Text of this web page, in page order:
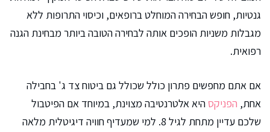
גנטיות, חופש הבחירה המוחלט ברופאים, וכיסוי התרופות ללא
מגבלות משניות הופכים אותה לבחירה הטובה ביותר מבחינת הגנה
רפואית.
אם אתם מחפשים פתרון כולל שכולל גם ביטוח צד ג' בחבילה
אחת, הפניקסהיא אלטרנטיבה מצוינת, במיוחד אם הפיטבול
שלכם עדיין מתחת לגיל 8. למי שמעדיף חוויה דיגיטלית מלאה